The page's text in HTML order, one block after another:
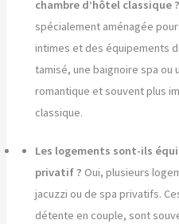
chambre d’hôtel classique ?
spécialement aménagée
intimes et des équipements
tamisé, une baignoire spa ou
romantique et souvent plus
classique.
Les logements sont-ils
privatif ? Oui, plusieurs
jacuzzi ou de spa privatifs.
détente en couple, sont